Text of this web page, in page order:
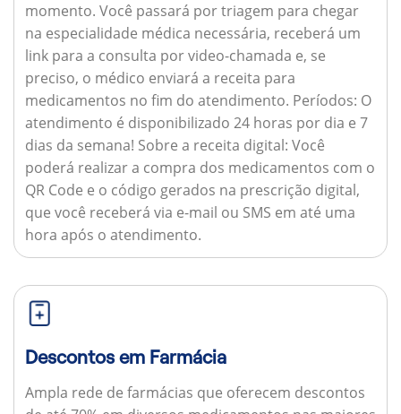
momento. Você passará por triagem para chegar
na especialidade médica necessária, receberá um
link para a consulta por video-chamada e, se
preciso, o médico enviará a receita para
medicamentos no fim do atendimento. Períodos: O
atendimento é disponibilizado 24 horas por dia e 7
dias da semana! Sobre a receita digital: Você
poderá realizar a compra dos medicamentos com o
QR Code e o código gerados na prescrição digital,
que você receberá via e-mail ou SMS em até uma
hora após o atendimento.
Descontos em Farmácia
Ampla rede de farmácias que oferecem descontos